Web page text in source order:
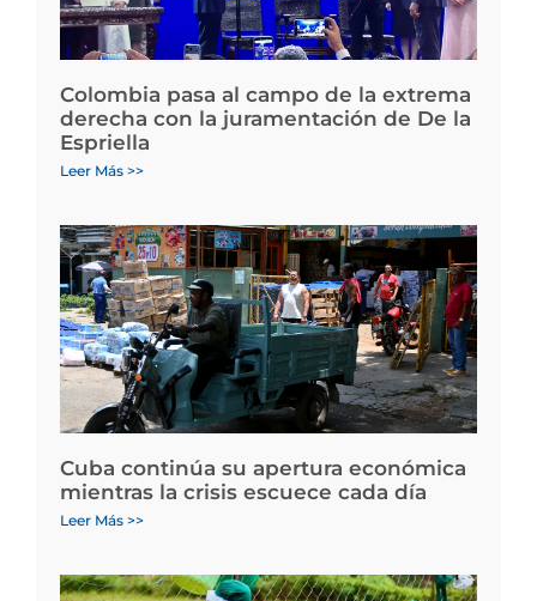
Colombia pasa al campo de la extrema
derecha con la juramentación de De la
Espriella
Leer Más >>
Cuba continúa su apertura económica
mientras la crisis escuece cada día
Leer Más >>